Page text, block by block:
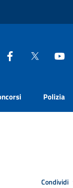
Polizia
Condividi